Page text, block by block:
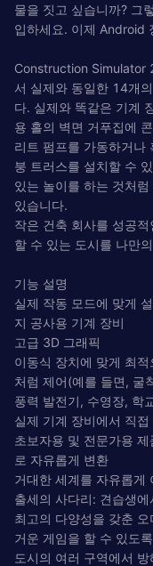
물을 짓고 싶습니까? 그
입하세요. 이제 Android
Construction Simulator
서 실제와 동일한 14개
다. 실제와 똑같은 기계
용 홀의 벽면 거푸집에
리트 펌프를 가동하거나
붕 트러스를 설치할 수
있는 놀이를 하는 것처
있습니다.
작은 건축 회사를 성공
할 수 있는 도시를 나만
기능 설명
실제 작동 모드에 맞게
지 공사용 기계 장비
고급 3D 그래픽
이동식 장치에 맞게 최
처럼 제어(예를 들면, 굴
풍력 발전기, 수영장, 학
실제 기계 장비에서 직
초보자용 및 전문가용
로 자유롭게 변환
거대한 세계를 자유롭게
출세의 사다리: 견습생
최고의 다양성을 갖춘
거운 게임을 할 수 있도
도시의 여러 구역에서